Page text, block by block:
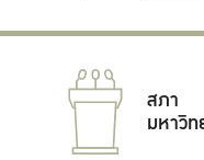
สภา
มหาวิ